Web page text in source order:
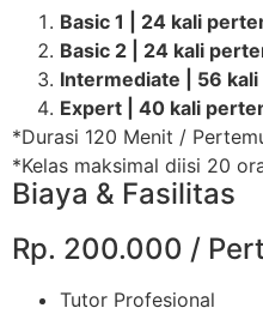
Basic 1 | 24 kali
Basic 2 | 24 kali
Intermediate | 56
Expert | 40 kali
*Durasi 120 Menit /
*Kelas maksimal diisi 20
Biaya & Fasilitas
Rp. 200.000 /
Tutor Profesional